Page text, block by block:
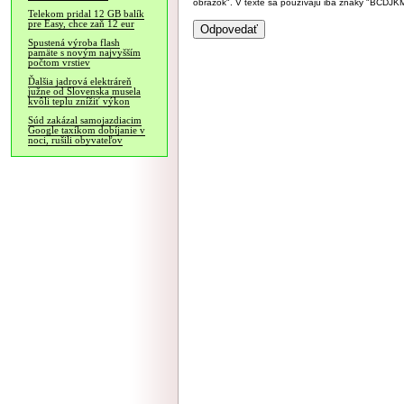
Telekom pridal 12 GB balík
pre Easy, chce zaň 12 eur
Spustená výroba flash
pamäte s novým najvyšším
počtom vrstiev
Ďalšia jadrová elektráreň
južne od Slovenska musela
kvôli teplu znížiť výkon
Súd zakázal samojazdiacim
Google taxíkom dobíjanie v
noci, rušili obyvateľov
obrázok". V texte sa používajú iba znaky